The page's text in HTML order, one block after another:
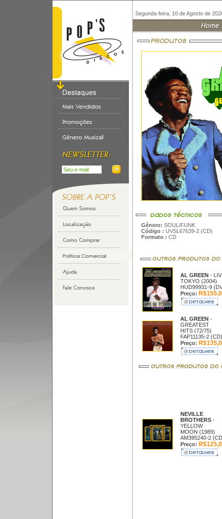
Segunda-feira, 10 de Agosto de
Gênero: SOUL/FUNK
Código : UVSL67639-2 (CD)
Formato : CD
AL GREEN -
TOKYO (2004)
HUD99931-9
Preço:
AL GREEN -
GREATEST
HITS (72/75)
FAP11135-2 (CD)
Preço:
NEVILLE
BROTHERS -
YELLOW
MOON (1989)
AM395240-2
Preço: